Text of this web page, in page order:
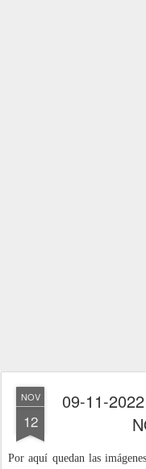
NOV
12
09-11-
Por aquí quedan las